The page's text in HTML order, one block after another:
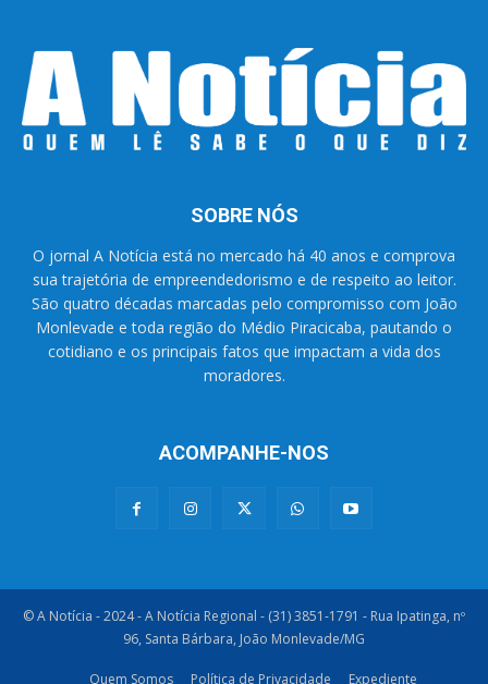
SOBRE NÓS
O jornal A Notícia está no mercado há 40 anos e comprova
sua trajetória de empreendedorismo e de respeito ao leitor.
São quatro décadas marcadas pelo compromisso com João
Monlevade e toda região do Médio Piracicaba, pautando o
cotidiano e os principais fatos que impactam a vida dos
moradores.
ACOMPANHE-NOS
© A Notícia - 2024 - A Notícia Regional - (31) 3851-1791 - Rua Ipatinga, nº
96, Santa Bárbara, João Monlevade/MG
Quem Somos Política de Privacidade Expediente